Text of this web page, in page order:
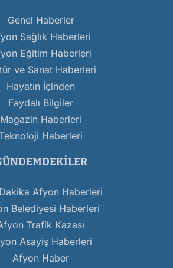
Genel Haberler
Sağlık Haberleri
Eğitim Haberleri
ve Sanat Haberleri
Hayatın İçinden
Faydalı Bilgiler
Magazin Haberleri
Haberleri
Afyon Haberleri
Belediyesi Haberleri
Trafik Kazası
Asayiş Haberleri
Afyon Haber